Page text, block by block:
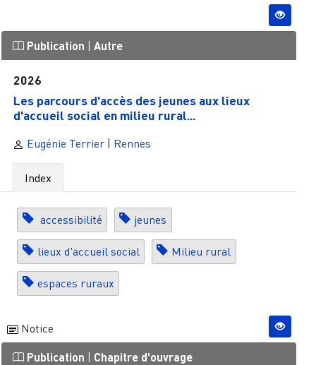
Publication Autre
2026
Les parcours d'accès des jeunes aux lieux
d'accueil social en milieu rural...
Eugénie Terrier| Rennes
Index
accessibilité jeunes
lieux d'accueil social Milieu rural
espaces ruraux
Notice
Publication Chapitre d'ouvrage